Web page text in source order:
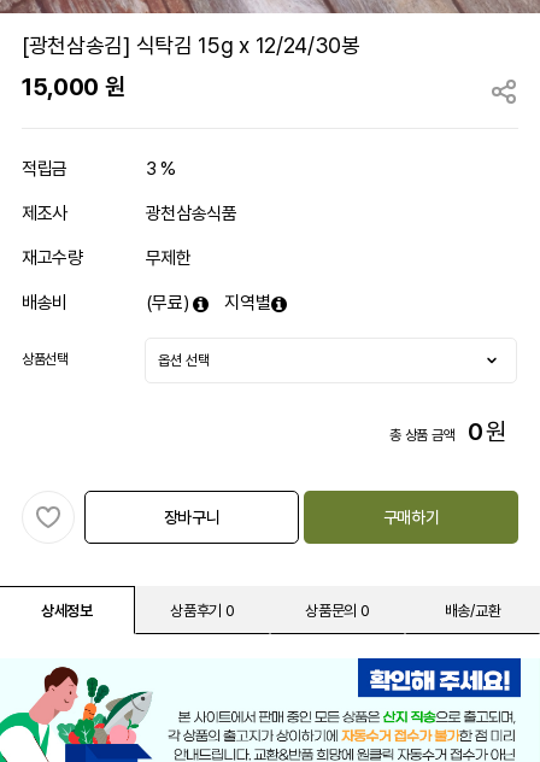
[광천삼송김] 식탁김 15g x 12/24/30봉
15,000 원
적립금 3 %
제조사 광천삼송식품
재고수량 무제한
배송비 (무료) 지역별
상품선택
총 상품 금액 0원
장바구니 구매하기
상세정보 상품후기 0 상품문의 0 배송/교환